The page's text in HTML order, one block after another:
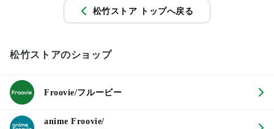
松竹ストア トップへ戻る
松竹ストアのショップ
Froovie/フルービー
anime Froovie/